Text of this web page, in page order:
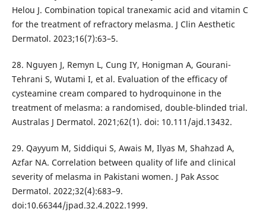
Helou J. Combination topical tranexamic acid and vitamin C
for the treatment of refractory melasma. J Clin Aesthetic
Dermatol. 2023;16(7):63–5.
28. Nguyen J, Remyn L, Cung IY, Honigman A, Gourani-
Tehrani S, Wutami I, et al. Evaluation of the efficacy of
cysteamine cream compared to hydroquinone in the
treatment of melasma: a randomised, double-blinded trial.
Australas J Dermatol. 2021;62(1). doi: 10.111/ajd.13432.
29. Qayyum M, Siddiqui S, Awais M, Ilyas M, Shahzad A,
Azfar NA. Correlation between quality of life and clinical
severity of melasma in Pakistani women. J Pak Assoc
Dermatol. 2022;32(4):683–9.
doi:10.66344/jpad.32.4.2022.1999.